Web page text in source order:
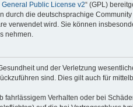
General Public License v2“ (GPL)
die deutschsprachige
verwendet wird. Sie können
nehmen.
und der Verletzung
sind. Dies gilt auch für
Verhalten oder bei